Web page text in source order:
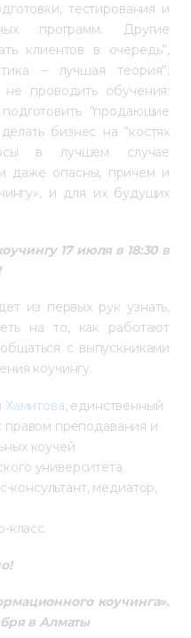
тестирования и
программ. Другие
клиентов в очередь”,
– лучшая теория”;
проводить обучения:
“продающие
бизнес на “костях
в лучшем случае
даже опасны, причем и
и для их будущих
17 июля в 18:30 в
из первых рук узнать,
на то, как работают
с выпускниками
коучингу.
Хамитова, единственный
преподавания и
коучей
университета
консультант, медиатор,
класс.
коучинга».
в Алматы